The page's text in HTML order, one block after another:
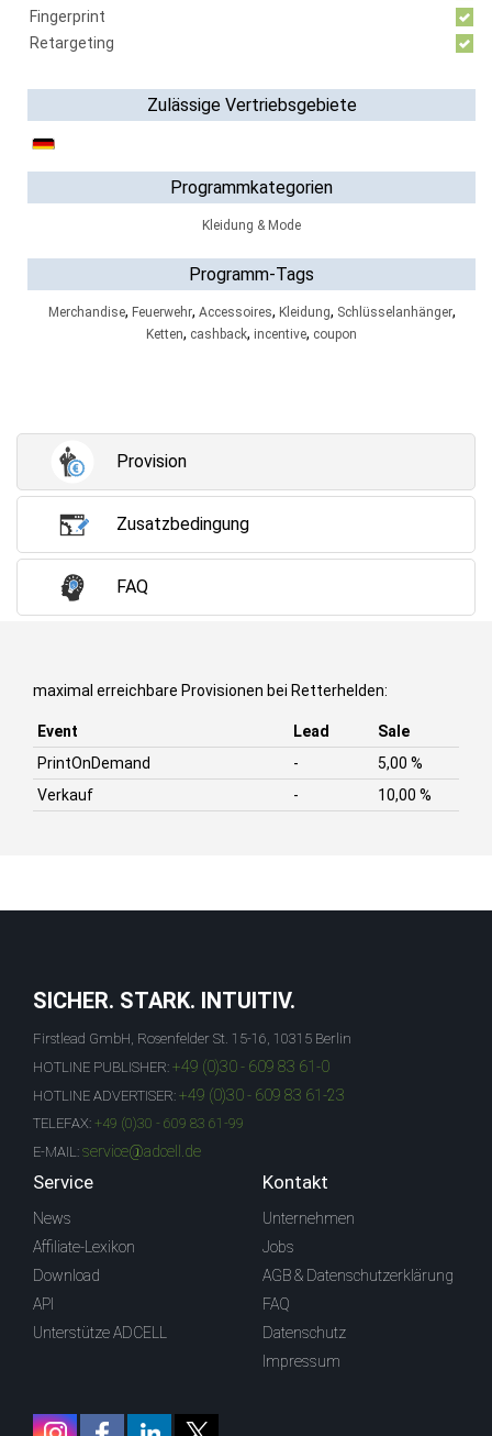
Fingerprint
Retargeting
Zulässige Vertriebsgebiete
Programmkategorien
Kleidung & Mode
Programm-Tags
Merchandise, Feuerwehr, Accessoires, Kleidung, Schlüsselanhänger,
Ketten, cashback, incentive, coupon
Provision
Zusatzbedingung
FAQ
maximal erreichbare Provisionen bei Retterhelden:
Event Lead
Sale
PrintOnDemand
-
5,00 %
Verkauf
- 10,00 %
SICHER. STARK. INTUITIV.
Firstlead GmbH, Rosenfelder St. 15-16, 10315 Berlin
HOTLINE PUBLISHER: +49 (0)30 - 609 83 61-0
HOTLINE ADVERTISER: +49 (0)30 - 609 83 61-23
TELEFAX: +49 (0)30 - 609 83 61-99
E-MAIL: service@adcell.de
Service
News
Affiliate-Lexikon
Download
API
Unterstütze ADCELL
Kontakt
Unternehmen
Jobs
AGB & Datenschutzerklärung
FAQ
Datenschutz
Impressum